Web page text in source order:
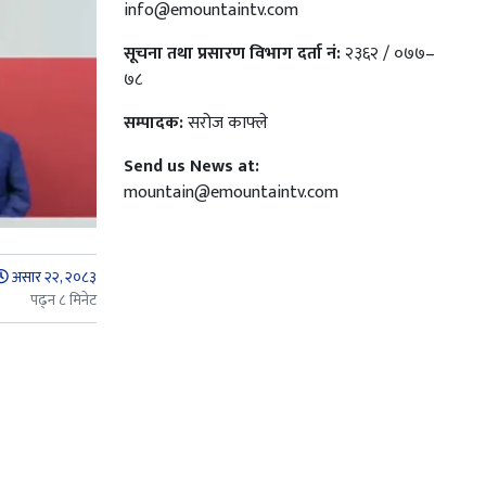
असार २२, २०८३
पढ्न ८ मिनेट
info@emountaintv.com
सूचना तथा प्रसारण विभाग दर्ता नं:२३६२ / ०७७–
७८
सम्पादक:सरोज काफ्ले
Send us News at:
mountain@emountaintv.com